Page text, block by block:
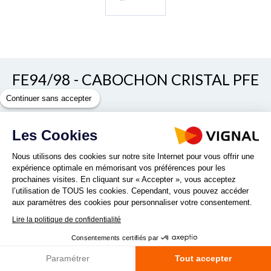
FE94/98 - CABOCHON CRISTAL PFE
94 B
REF. 094046
Continuer sans accepter
Les Cookies
Nous utilisons des cookies sur notre site Internet pour vous offrir une
expérience optimale en mémorisant vos préférences pour les
prochaines visites. En cliquant sur « Accepter », vous acceptez
l’utilisation de TOUS les cookies. Cependant, vous pouvez accéder
aux paramètres des cookies pour personnaliser votre consentement.
Lire la politique de confidentialité
Consentements certifiés par
Paramétrer Tout accepter